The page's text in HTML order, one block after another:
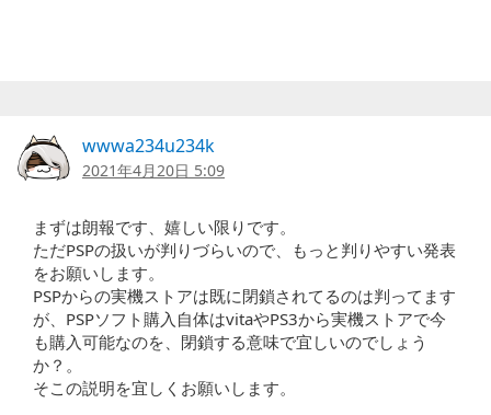
wwwa234u234k
2021年4月20日 5:09
まずは朗報です、嬉しい限りです。
ただPSPの扱いが判りづらいので、もっと判りやすい発表
をお願いします。
PSPからの実機ストアは既に閉鎖されてるのは判ってます
が、PSPソフト購入自体はvitaやPS3から実機ストアで今
も購入可能なのを、閉鎖する意味で宜しいのでしょう
か？。
そこの説明を宜しくお願いします。